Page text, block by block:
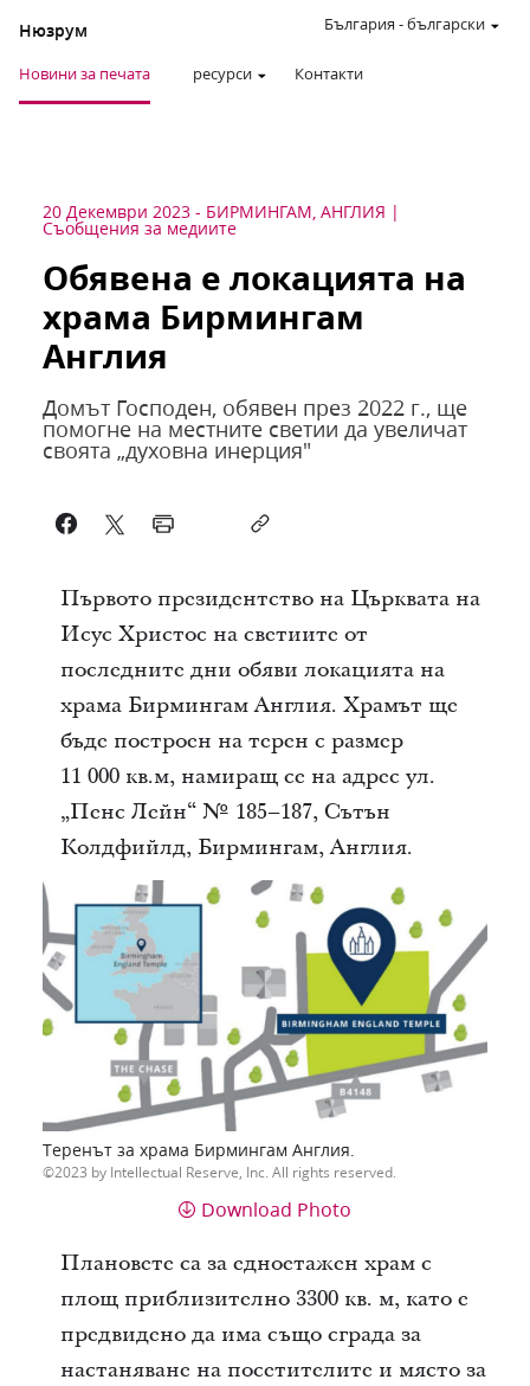
Нюзрум
Новини за печата ресурси Контакти
България -български
20 Декември 2023 - БИРМИНГАМ, АНГЛИЯ
Съобщения за медиите
Обявена е локацията на
храма Бирмингам
Англия
Домът Господен, обявен през 2022 г., ще
помогне на местните светии да увеличат
своята „духовна инерция"
Първото президентство на Църквата на
Исус Христос на светиите от
последните дни обяви локацията на
храма Бирмингам Англия. Храмът ще
бъде построен на терен с размер
11 000 кв.м, намиращ се на адрес ул.
„Пенс Лейн“ № 185–187, Сътън
Колдфийлд, Бирмингам, Англия.
Теренът за храма Бирмингам Англия.
2023 by Intellectual Reserve, Inc. All rights reserved.
Download Photo
Плановете са за едноетажен храм с
площ приблизително 3300 кв. м, като е
предвидено да има също сграда за
настаняване на посетителите и място за